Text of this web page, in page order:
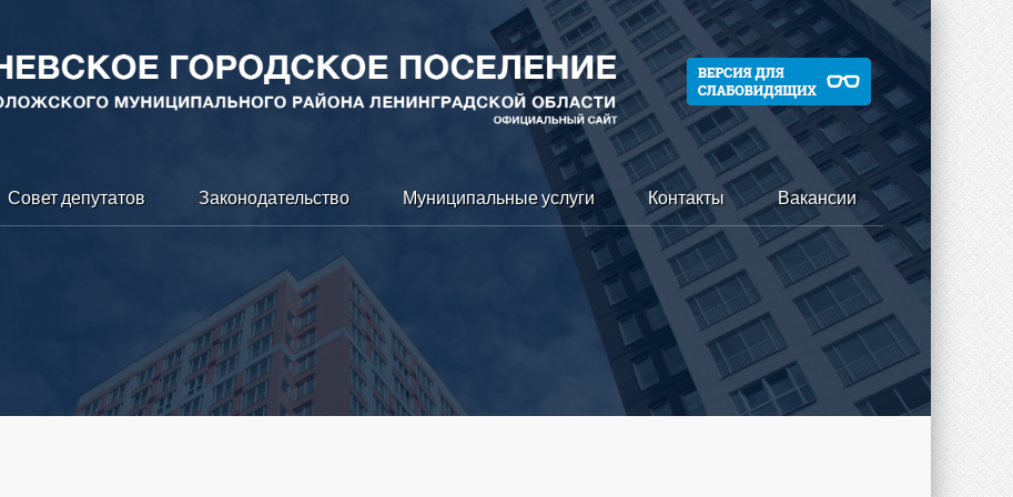
Совет депутатов Законодательство Муниципальные услуги Контакты Вакансии